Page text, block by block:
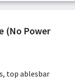
(No Power
top ablesbar